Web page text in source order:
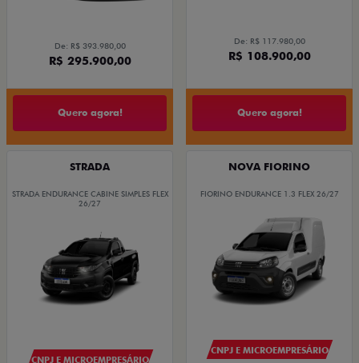
De: R$ 393.980,00
R$ 295.900,00
Quero agora!
De: R$ 117.980,00
R$ 108.900,00
Quero agora!
STRADA
STRADA ENDURANCE CABINE SIMPLES FLEX
26/27
CNPJ E MICROEMPRESÁRIO
NOVA FIORINO
FIORINO ENDURANCE 1.3 FLEX 26/27
CNPJ E MICROEMPRESÁRIO